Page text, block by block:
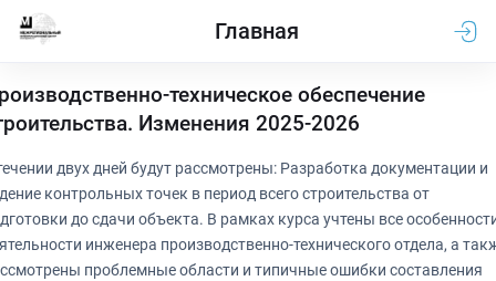
Главная
техническое обеспечение
Изменения 2025-2026
двух дней будут рассмотрены: Разработка документации и
контрольных точек в период всего строительства от
до сдачи объекта. В рамках курса учтены все
инженера производственно-технического отдела, а
проблемные области и типичные ошибки составления